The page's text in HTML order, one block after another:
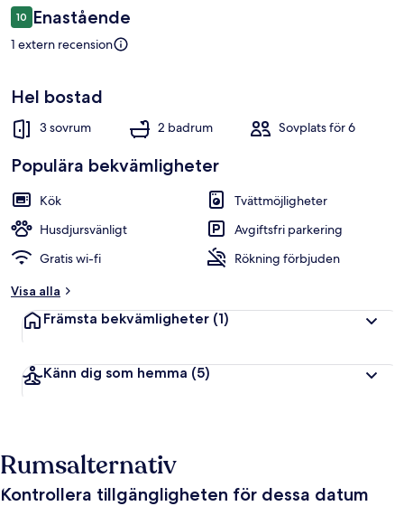
Recensioner
1010 av 10,
Enastående
1 extern recension
Hel bostad
3 sovrum 2 badrum Sovplats för 6
Populära bekvämligheter
Kök
Tvättmöjligheter
Husdjursvänligt
Avgiftsfri parkering
Gratis wi-fi
Rökning förbjuden
Visa alla
Främsta bekvämligheter (1)
Känn dig som hemma (5)
Rumsalternativ
Kontrollera tillgängligheten för dessa datum